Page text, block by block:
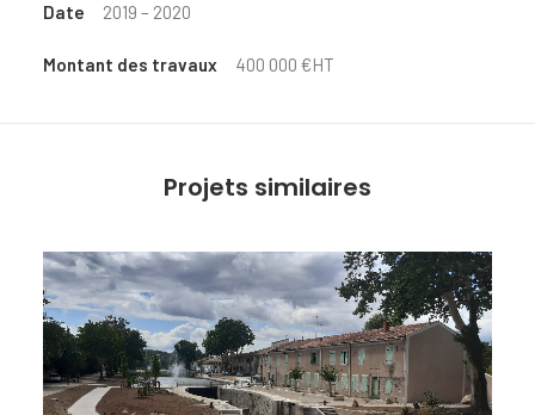
Date 2019 – 2020
Montant des travaux 400 000 €HT
Projets similaires